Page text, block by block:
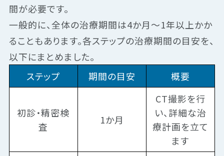
間が必要です。
一般的に、全体の治療期間は4か月〜1年以上かか
ることもあります。各ステップの治療期間の目安を、
以下にまとめました。
ステップ
期間の目安 概要
初診・精密検
査
1か月
CT撮影を行
い、詳細な治
療計画を立て
ます